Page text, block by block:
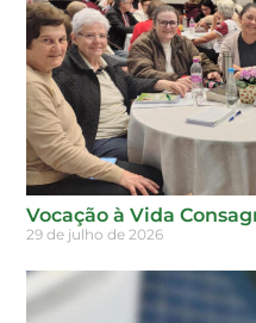
Vocação à Vida
29 de julho de 2026